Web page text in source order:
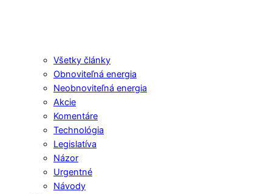
Všetky články
Obnoviteľná energia
Neobnoviteľná energia
Akcie
Komentáre
Technológia
Legislatíva
Názor
Urgentné
Návody